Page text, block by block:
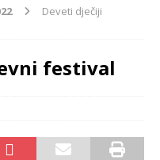
Deveti dječiji
festival